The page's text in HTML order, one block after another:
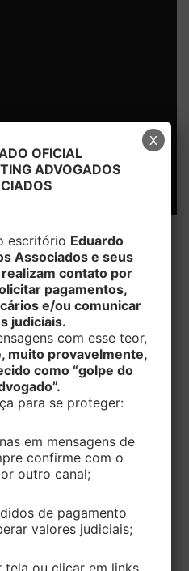
OFICIAL
ADVOGADOS
escritório Eduardo
Associados e seus
contato por
pagamentos,
e/ou comunicar
judiciais.
com esse teor,
muito provavelmente,
como “golpe do
para se proteger:
em mensagens de
confirme com o
outro canal;
de pagamento
valores judiciais;
ou clicar em links
x